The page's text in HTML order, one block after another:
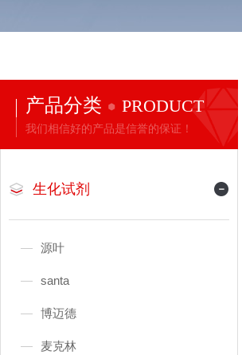
产品分类 PRODUCT
我们相信好的产品是信誉的保证！
生化试剂
源叶
santa
博迈德
麦克林